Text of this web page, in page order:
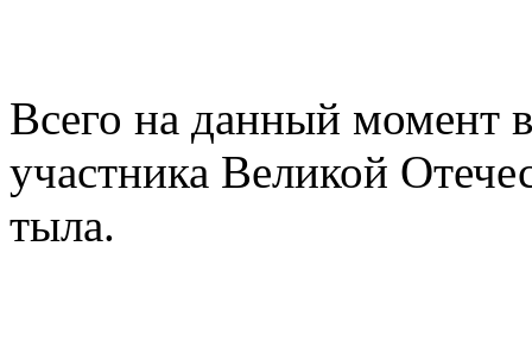
Всего на данный момент
участника Великой
тыла.